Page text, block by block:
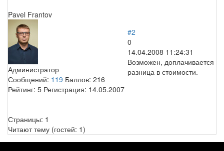
Pavel Frantov
Администратор
Сообщений: 119 Баллов: 216
Рейтинг: 5 Регистрация: 14.05.2007
#2
0
14.04.2008 11:24:31
Возможен, доплачивается
разница в стоимости.
Страницы: 1
Читают тему (гостей: 1)